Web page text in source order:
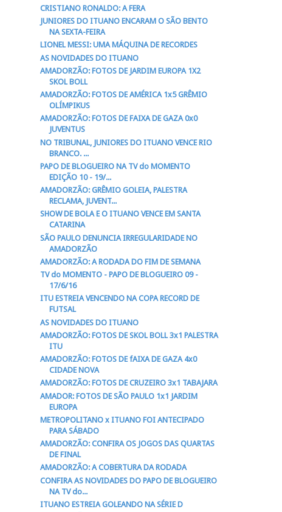
CRISTIANO RONALDO: A FERA
JUNIORES DO ITUANO ENCARAM O SÃO BENTO
NA SEXTA-FEIRA
LIONEL MESSI: UMA MÁQUINA DE RECORDES
AS NOVIDADES DO ITUANO
AMADORZÃO: FOTOS DE JARDIM EUROPA 1X2
SKOL BOLL
AMADORZÃO: FOTOS DE AMÉRICA 1x5 GRÊMIO
OLÍMPIKUS
AMADORZÃO: FOTOS DE FAIXA DE GAZA 0x0
JUVENTUS
NO TRIBUNAL, JUNIORES DO ITUANO VENCE RIO
BRANCO. ...
PAPO DE BLOGUEIRO NA TV do MOMENTO
EDIÇÃO 10 - 19/...
AMADORZÃO: GRÊMIO GOLEIA, PALESTRA
RECLAMA, JUVENT...
SHOW DE BOLA E O ITUANO VENCE EM SANTA
CATARINA
SÃO PAULO DENUNCIA IRREGULARIDADE NO
AMADORZÃO
AMADORZÃO: A RODADA DO FIM DE SEMANA
TV do MOMENTO - PAPO DE BLOGUEIRO 09 -
17/6/16
ITU ESTREIA VENCENDO NA COPA RECORD DE
FUTSAL
AS NOVIDADES DO ITUANO
AMADORZÃO: FOTOS DE SKOL BOLL 3x1 PALESTRA
ITU
AMADORZÃO: FOTOS DE fAIXA DE GAZA 4x0
CIDADE NOVA
AMADORZÃO: FOTOS DE CRUZEIRO 3x1 TABAJARA
AMADOR: FOTOS DE SÃO PAULO 1x1 JARDIM
EUROPA
METROPOLITANO x ITUANO FOI ANTECIPADO
PARA SÁBADO
AMADORZÃO: CONFIRA OS JOGOS DAS QUARTAS
DE FINAL
AMADORZÃO: A COBERTURA DA RODADA
CONFIRA AS NOVIDADES DO PAPO DE BLOGUEIRO
NA TV do...
ITUANO ESTREIA GOLEANDO NA SÉRIE D